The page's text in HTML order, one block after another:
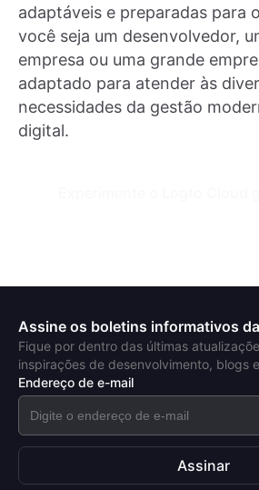
adaptáveis e preparadas para
você seja um desenvolvedor,
empresa ou uma grande
adaptado para atender às
necessidades da gestão
digital.
Assine os boletins informativos
Fique por dentro das últimas
inspirações de desenvolvimento, blogs
Endereço de e-mail
Assinar